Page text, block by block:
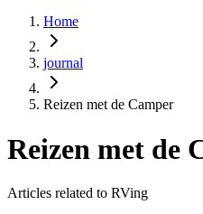
Home
journal
Reizen met de Camper
Reizen met de
Articles related to RVing